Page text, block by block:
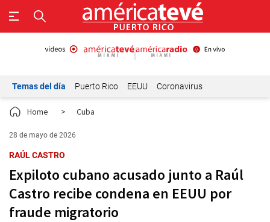
Temas del día Puerto Rico EEUU Coronavirus
Home > Cuba
28 de mayo de 2026
RAÚL CASTRO
Expiloto cubano acusado junto a Raúl
Castro recibe condena en EEUU por
fraude migratorio